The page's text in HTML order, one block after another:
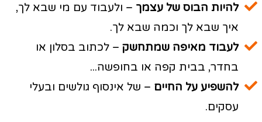
להיות הבוס של עצמך – ולעבוד עם מי שבא לך,
איך שבא לך וכמה שבא לך.
לעבוד מאיפה שמתחשק – לכתוב בסלון או
בחדר, בבית קפה או בחופשה...
להשפיע על החיים – של אינסוף גולשים ובעלי
עסקים.